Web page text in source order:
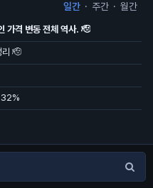
일간 · 주간 · 월간
격 변동 전체 역사. 🫡
리 🫡
32%